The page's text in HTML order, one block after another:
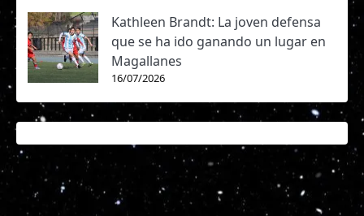
Kathleen Brandt: La joven defensa
que se ha ido ganando un lugar en
Magallanes
16/07/2026